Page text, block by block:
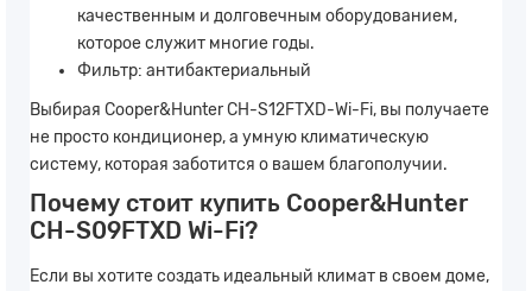
качественным и долговечным оборудованием,
которое служит многие годы.
Фильтр: антибактериальный
Выбирая Cooper&Hunter CH-S12FTXD-Wi-Fi, вы получаете
не просто кондиционер, а умную климатическую
систему, которая заботится о вашем благополучии.
Почему стоит купить Cooper&Hunter
CH-S09FTXD Wi-Fi?
Если вы хотите создать идеальный климат в своем доме,